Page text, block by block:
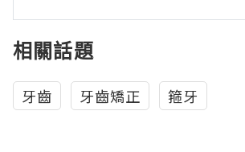
相關話題
牙齒 牙齒矯正 箍牙